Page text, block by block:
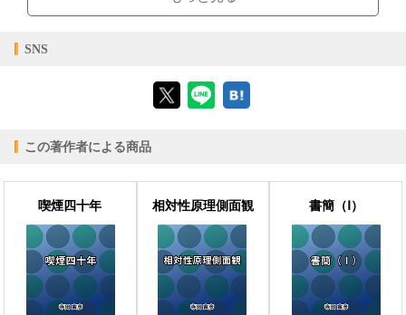
【対応デバイス】
【PC版ConTenDoビューア】
【モバイルビューア】
SNS
この著作者による商品
喫煙四十年 相対性原理側面観 書簡（Ⅰ）